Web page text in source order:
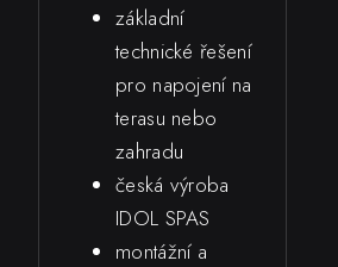
základní
technické řešení
pro napojení na
terasu nebo
zahradu
česká výroba
IDOL SPAS
montážní a